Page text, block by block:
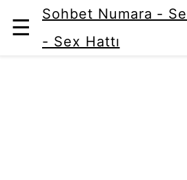
☰
Sohbet Numara -
- Sex Hattı